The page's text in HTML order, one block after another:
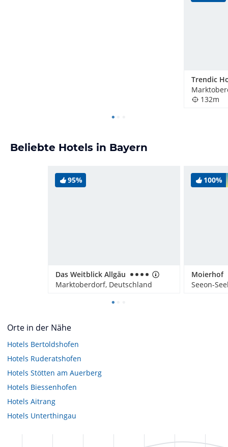
Trendic
132m
Beliebte Hotels in Bayern
95%
Das Weitblick Allgäu
Marktoberdorf, Deutschland
100%
Moierhof
Seeon-
Orte in der Nähe
Hotels Bertoldshofen
Hotels Ruderatshofen
Hotels Stötten am Auerberg
Hotels Biessenhofen
Hotels Aitrang
Hotels Unterthingau